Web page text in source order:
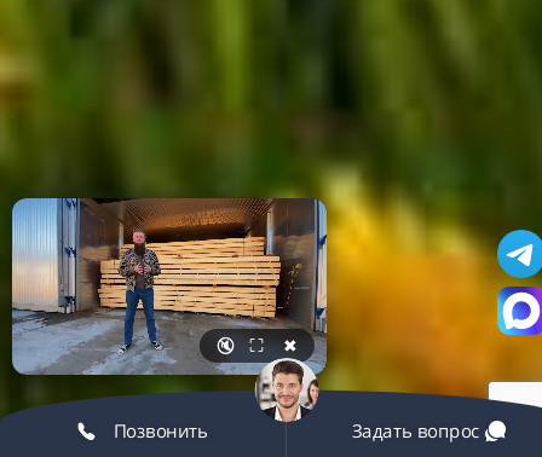
🔇 ⛶ ✖
Позвонить Задать вопрос